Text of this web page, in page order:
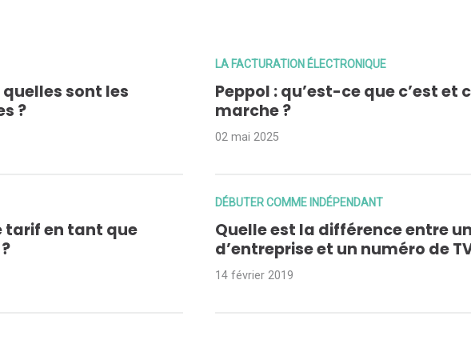
quelles sont les
?
LA FACTURATION ÉLECTRONIQUE
Peppol : qu’est-ce que c’est et
marche ?
02 mai 2025
tarif en tant que
DÉBUTER COMME INDÉPENDANT
Quelle est la différence entre
d’entreprise et un numéro de
14 février 2019